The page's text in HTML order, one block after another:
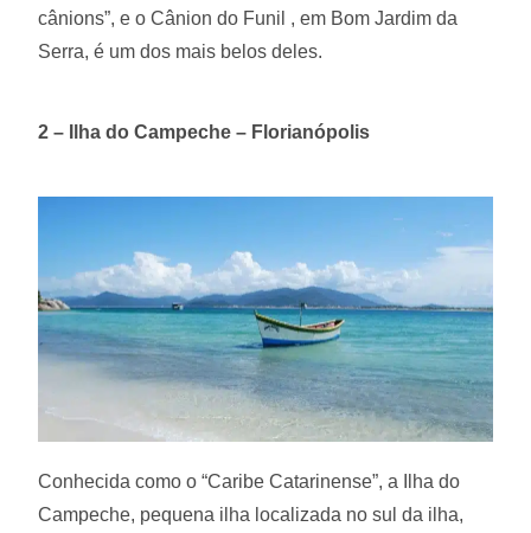
cânions”, e o Cânion do Funil , em Bom Jardim da
Serra, é um dos mais belos deles.
2 – Ilha do Campeche – Florianópolis
Conhecida como o “Caribe Catarinense”, a Ilha do
Campeche, pequena ilha localizada no sul da ilha,